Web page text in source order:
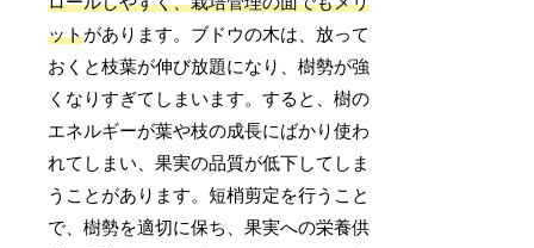
ットがあります。ブドウの木は、放って
おくと枝葉が伸び放題になり、樹勢が強
くなりすぎてしまいます。すると、樹の
エネルギーが葉や枝の成長にばかり使わ
れてしまい、果実の品質が低下してしま
うことがあります。短梢剪定を行うこと
で、樹勢を適切に保ち、果実への栄養供